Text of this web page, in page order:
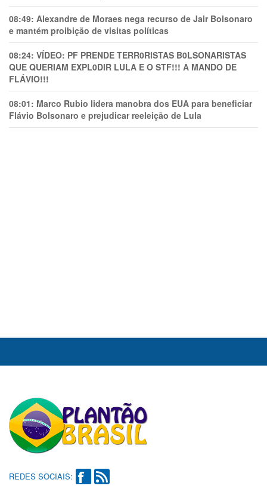
08:49: Alexandre de Moraes nega recurso de Jair Bolsonaro
e mantém proibição de visitas políticas
08:24: VÍDEO: PF PRENDE TERR0RlSTAS B0LSONARlSTAS
QUE QUERIAM EXPL0DlR LULA E O STF!!! A MANDO DE
FLÁVIO!!!
08:01: Marco Rubio lidera manobra dos EUA para beneficiar
Flávio Bolsonaro e prejudicar reeleição de Lula
REDES SOCIAIS: